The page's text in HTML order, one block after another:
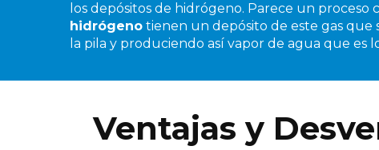
los depósitos de hidrógeno. Parece un
hidrógeno tienen un depósito de este gas que
la pila y produciendo así vapor de agua que
Ventajas y